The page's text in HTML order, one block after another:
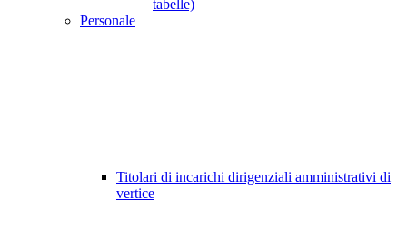
tabelle)
Personale
Titolari di incarichi dirigenziali amministrativi di
vertice